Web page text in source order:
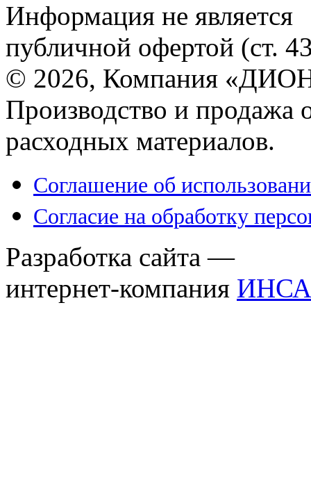
Информация не является
публичной офертой (ст.
© 2026, Компания
Производство и продажа
расходных материалов.
Соглашение об
Согласие на обработку
Разработка сайта —
интернет-компания